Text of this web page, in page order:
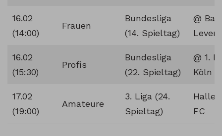
16.02
(14:00)
Frauen
Bundesliga
(14. Spieltag)
@
16.02
(15:30)
Profis
Bundesliga
(22. Spieltag)
@ 1.
Köln
17.02
(19:00)
Amateure
3. Liga (24.
Spieltag)
FC